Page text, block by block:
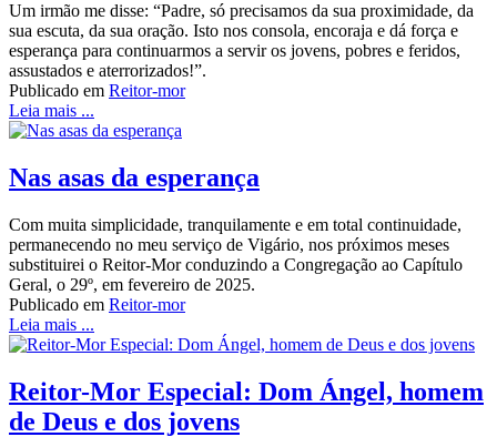
Um irmão me disse: “Padre, só precisamos da sua proximidade, da
sua escuta, da sua oração. Isto nos consola, encoraja e dá força e
esperança para continuarmos a servir os jovens, pobres e feridos,
assustados e aterrorizados!”.
Publicado em Reitor-mor
Leia mais ...
Nas asas da esperança
Com muita simplicidade, tranquilamente e em total continuidade,
permanecendo no meu serviço de Vigário, nos próximos meses
substituirei o Reitor-Mor conduzindo a Congregação ao Capítulo
Geral, o 29º, em fevereiro de 2025.
Publicado em Reitor-mor
Leia mais ...
Reitor-Mor Especial: Dom Ángel, homem
de Deus e dos jovens